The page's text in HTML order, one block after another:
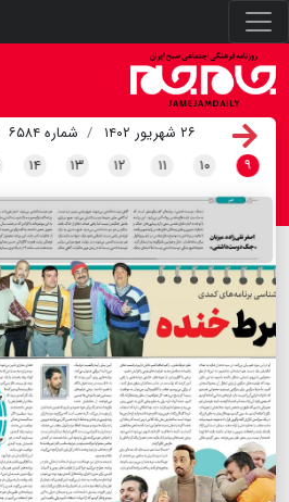
۲۶ شهریور ۱۴۰۲ شماره ۶۵۸۴
۹ ۱۰ ۱۱ ۱۲ ۱۳ ۱۴